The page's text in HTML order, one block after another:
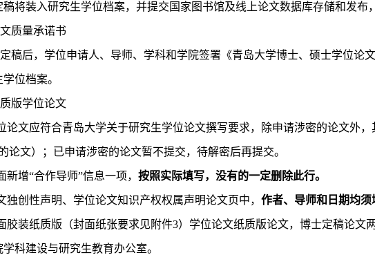
稿将装入研究生学位档案，并提交国家图书馆及线上论文数据库存储和发布
文质量承诺书
稿后，学位申请人、导师、学科和学院签署《青岛大学博士、硕士学位论
位档案。
质版学位论文
论文应符合青岛大学关于研究生学位论文撰写要求，除申请涉密的论文外
论文）；已申请涉密的论文暂不提交，待解密后再提交。
新增“合作导师”信息一项， 按照实际填写，没有的一定删除此行。
独创性声明、学位论文知识产权权属声明论文页中， 作者、导师和日期均须
胶装纸质版（封面纸张要求见附件3）学位论文纸质版论文，博士定稿论文
科建设与研究生教育办公室。